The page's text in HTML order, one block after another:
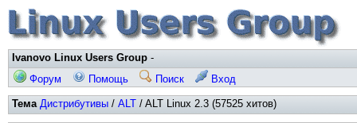
Ivanovo Linux Users Group -
Форум
Помощь Поиск Вход
Тема Дистрибутивы / ALT / ALT Linux 2.3 (57525 хитов)